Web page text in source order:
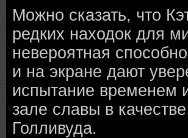
Можно сказать, что
редких находок для
невероятная
и на экране дают
испытание временем
зале славы в
Голливуда.